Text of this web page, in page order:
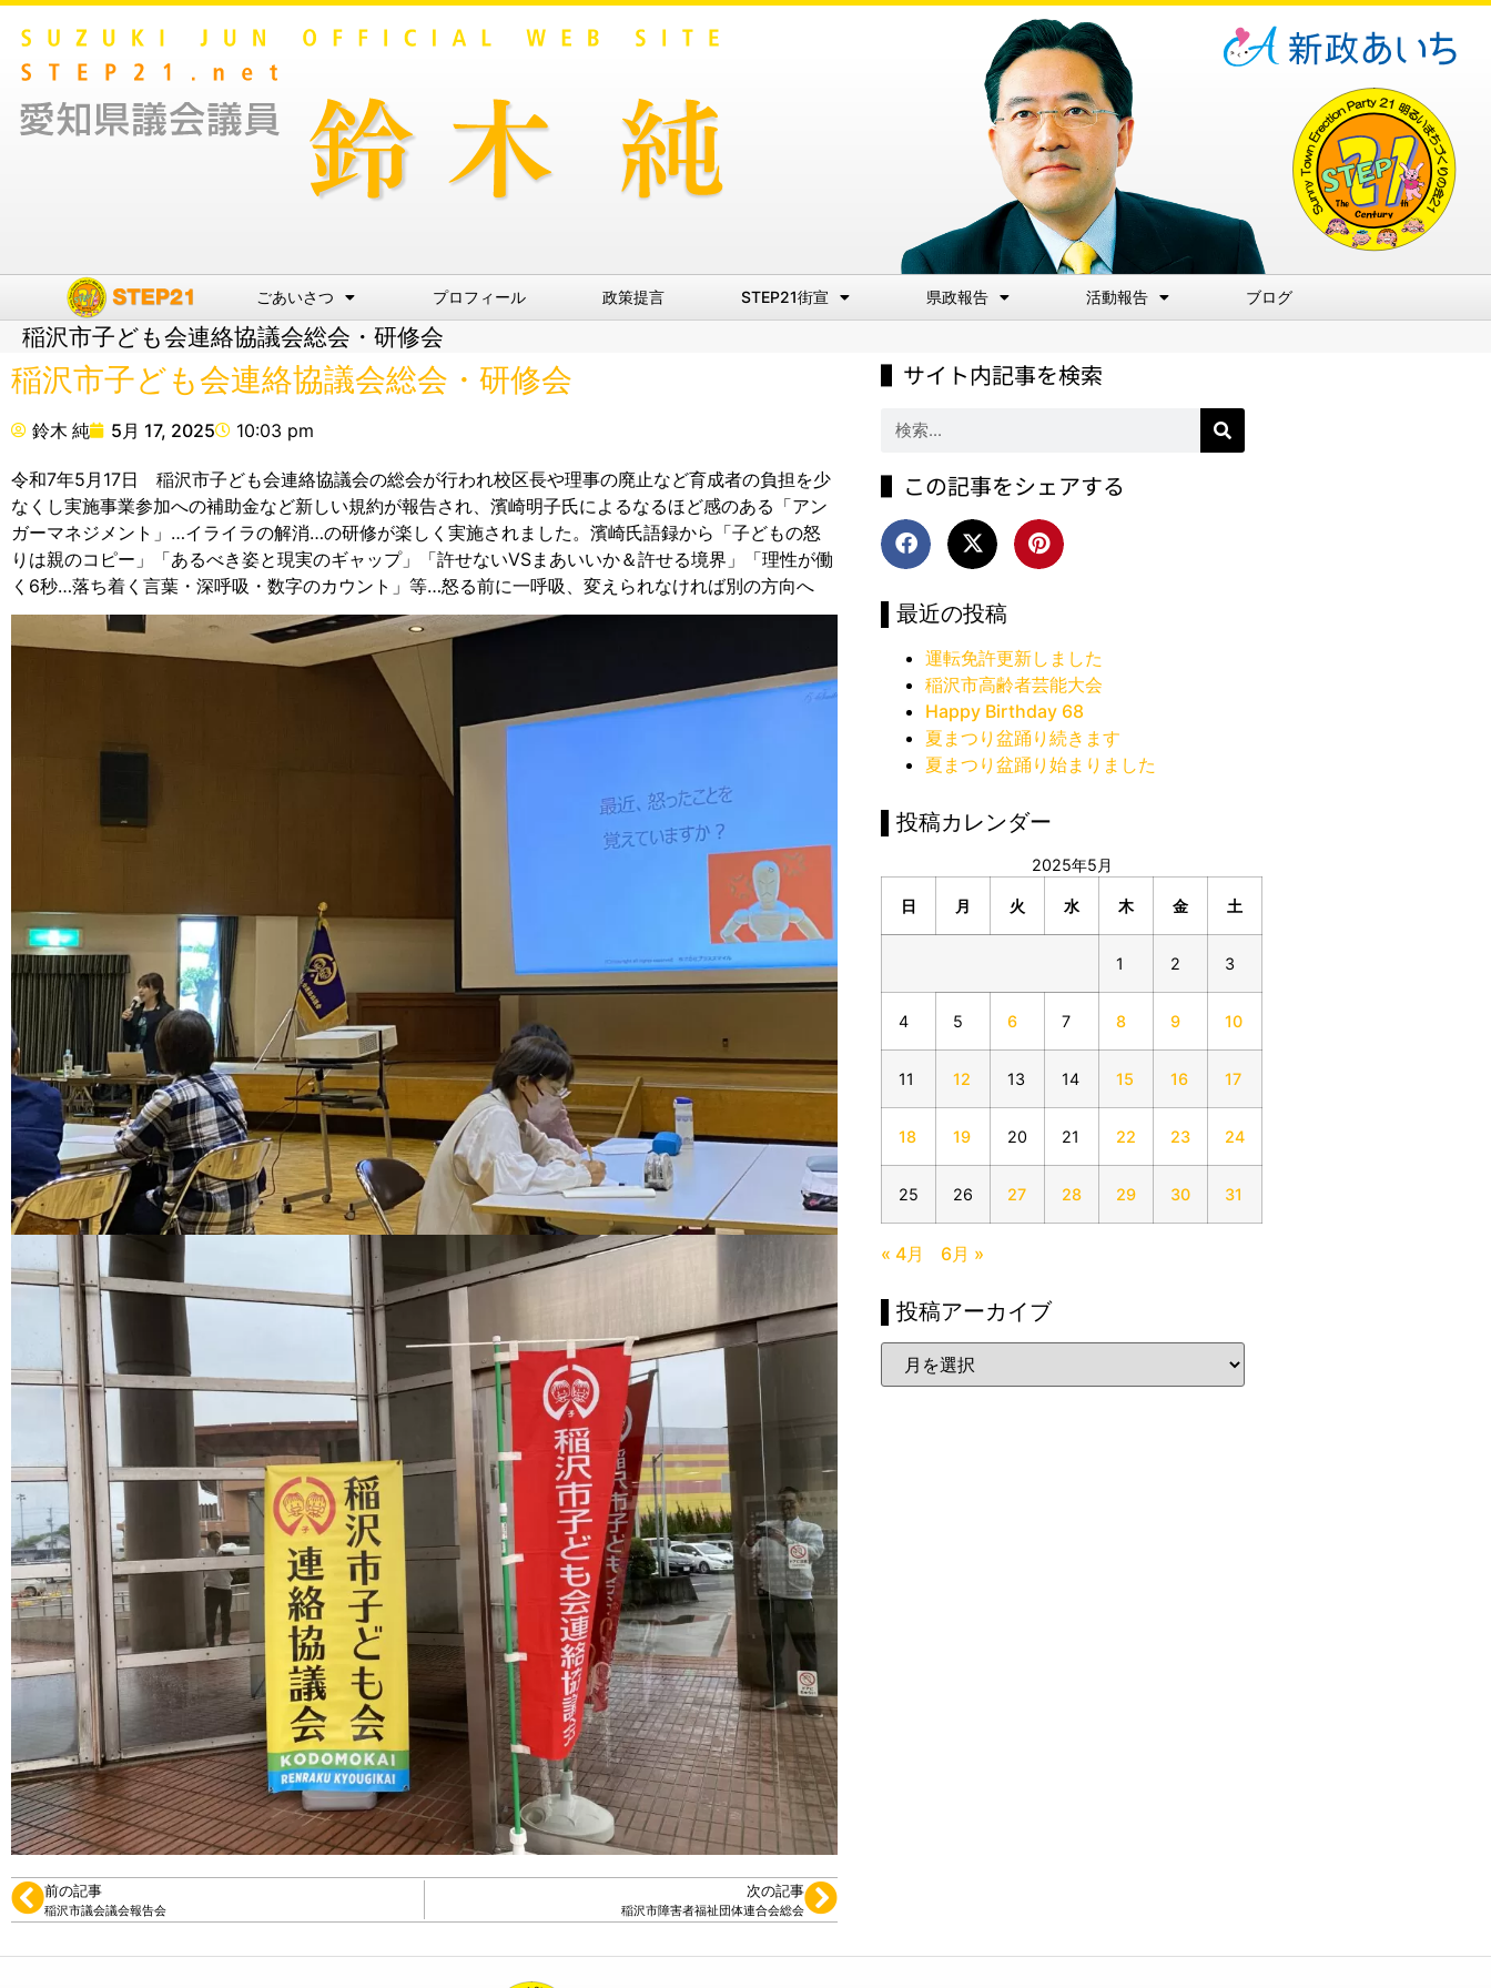
ごあいさつ プロフィール 政策提言 STEP21街宣 県政報告 活動報告 ブログ
稲沢市子ども会連絡協議会総会・研修会
稲沢市子ども会連絡協議会総会・研修会
鈴木 純 5月 17, 2025 10:03 pm
令和7年5月17日 稲沢市子ども会連絡協議会の総会が行われ校区長や理事の廃止など育成者の負担を少
なくし実施事業参加への補助金など新しい規約が報告され、濱崎明子氏によるなるほど感のある「アン
ガーマネジメント」…イライラの解消…の研修が楽しく実施されました。濱崎氏語録から「子どもの怒
りは親のコピー」「あるべき姿と現実のギャップ」「許せないVSまあいいか＆許せる境界」「理性が働
く6秒…落ち着く言葉・深呼吸・数字のカウント」等…怒る前に一呼吸、変えられなければ別の方向へ
前の記事
稲沢市議会議会報告会
次の記事
稲沢市障害者福祉団体連合会総会
▌サイト内記事を検索
▌この記事をシェアする
▌最近の投稿
運転免許更新しました
稲沢市高齢者芸能大会
Happy Birthday 68
夏まつり盆踊り続きます
夏まつり盆踊り始まりました
▌投稿カレンダー
2025年5月
日 月 火 水 木 金 土
1 2 3
4 5 6 7 8 9 10
11 12 13 14 15 16 17
18 19 20 21 22 23 24
25 26 27 28 29 30 31
« 4月 6月 »
▌投稿アーカイブ